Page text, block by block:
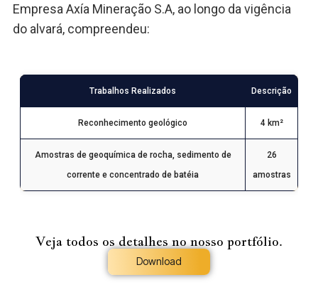
Empresa Axía Mineração S.A, ao longo da vigência
do alvará, compreendeu:
Trabalhos Realizados Descrição
Reconhecimento geológico 4 km²
Amostras de geoquímica de rocha, sedimento de
corrente e concentrado de batéia
26
amostras
Veja todos os detalhes no nosso portfólio.
Download